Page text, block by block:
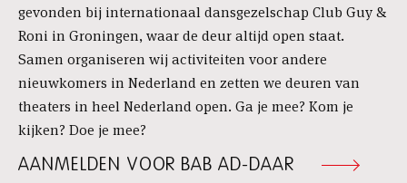
gevonden bij internationaal dansgezelschap Club Guy &
Roni in Groningen, waar de deur altijd open staat.
Samen organiseren wij activiteiten voor andere
nieuwkomers in Nederland en zetten we deuren van
theaters in heel Nederland open. Ga je mee? Kom je
kijken? Doe je mee?
AANMELDEN VOOR BAB AD-DAAR